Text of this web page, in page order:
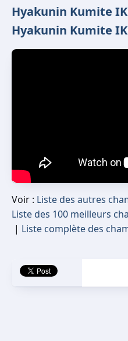
Hyakunin Kumite
Hyakunin Kumite
Voir : Liste des autres
Liste des 100 meilleurs
| Liste complète des